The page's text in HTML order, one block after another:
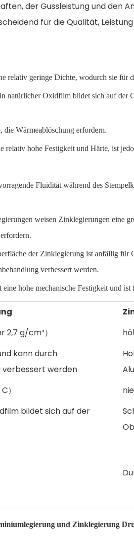
der Gussleistung und den
für die Qualität,
relativ geringe Dichte, wodurch sie für
natürlicher Oxidfilm bildet sich auf der
Wärmeablöschung erfordern.
hohe Festigkeit und Härte, ist
Fluidität während des
weisen Zinklegierungen eine
der Zinklegierung ist anfällig
verbessert werden.
hohe mechanische Festigkeit und
2,7 g/cm³）
kann durch
werden
）
bildet sich auf der
und Zinklegierung